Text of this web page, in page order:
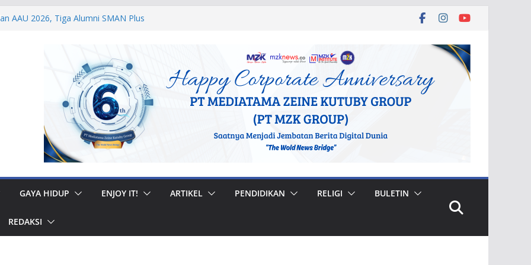
AAU 2026, Tiga Alumni SMAN Plus
Akpol Dampingi Siswa Sekolah
Bhakti 2026
Prajurit, Kodaeral V Hadiri Syukuran
Surabaya
Personel Lanud Sulaiman
World Boomerang Championship
GAYA HIDUP ENJOY IT! ARTIKEL PENDIDIKAN RELIGI BULETIN
REDAKSI